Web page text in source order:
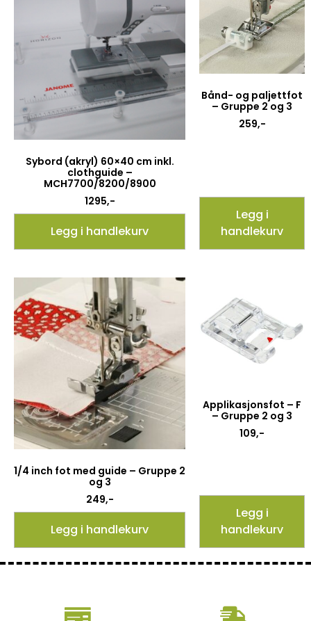
Sybord (akryl) 60×40 cm inkl.
clothguide –
MCH7700/8200/8900
1295,-
Legg i handlekurv
Bånd- og paljettfot
– Gruppe 2 og 3
259,-
Legg i
handlekurv
1/4 inch fot med guide – Gruppe 2
og 3
249,-
Legg i handlekurv
Applikasjonsfot – F
– Gruppe 2 og 3
109,-
Legg i
handlekurv